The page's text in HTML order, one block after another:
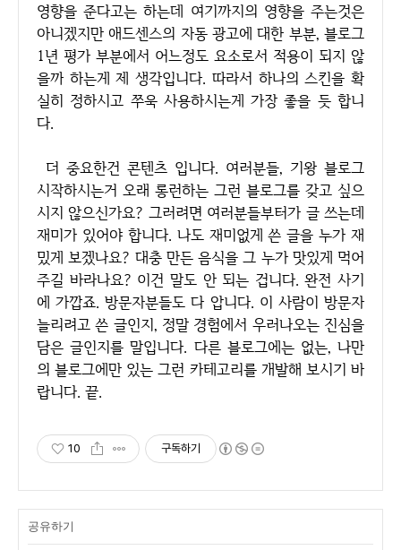
영향을 준다고는 하는데 여기까지의 영향을 주는것은
아니겠지만 애드센스의 자동 광고에 대한 부분, 블로그
1년 평가 부분에서 어느정도 요소로서 적용이 되지 않
을까 하는게 제 생각입니다. 따라서 하나의 스킨을 확
실히 정하시고 쭈욱 사용하시는게 가장 좋을 듯 합니
다.
더 중요한건 콘텐츠 입니다. 여러분들, 기왕 블로그
시작하시는거 오래 롱런하는 그런 블로그를 갖고 싶으
시지 않으신가요? 그러려면 여러분들부터가 글 쓰는데
재미가 있어야 합니다. 나도 재미없게 쓴 글을 누가 재
밌게 보겠나요? 대충 만든 음식을 그 누가 맛있게 먹어
주길 바라나요? 이건 말도 안 되는 겁니다. 완전 사기
에 가깝죠. 방문자분들도 다 압니다. 이 사람이 방문자
늘리려고 쓴 글인지, 정말 경험에서 우러나오는 진심을
담은 글인지를 말입니다. 다른 블로그에는 없는, 나만
의 블로그에만 있는 그런 카테고리를 개발해 보시기 바
랍니다. 끝.
10 구독하기
공유하기